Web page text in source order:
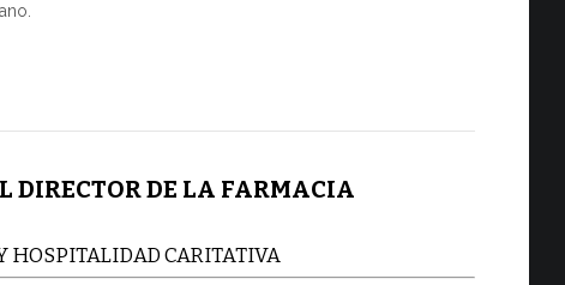
DIRECTOR DE LA FARMACIA
HOSPITALIDAD CARITATIVA